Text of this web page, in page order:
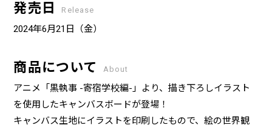
発売日 Release
2024年6月21日（金）
商品について About
アニメ「黒執事 -寄宿学校編-」より、描き下ろしイラスト
を使用したキャンバスボードが登場！
キャンバス生地にイラストを印刷したもので、絵の世界観